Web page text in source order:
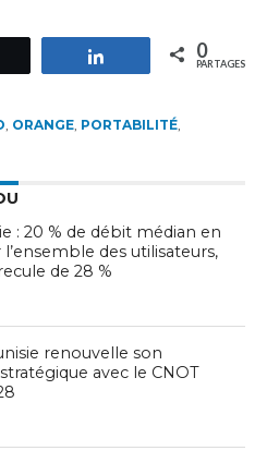
Partagez 0
PARTAGES
, ORANGE, PORTABILITÉ,
: 20 % de débit médian en
des utilisateurs,
de 28 %
renouvelle son
avec le CNOT